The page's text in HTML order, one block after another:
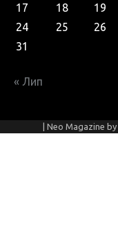
17
18 19
24
25 26
31
« Лип
| Neo Magazine by